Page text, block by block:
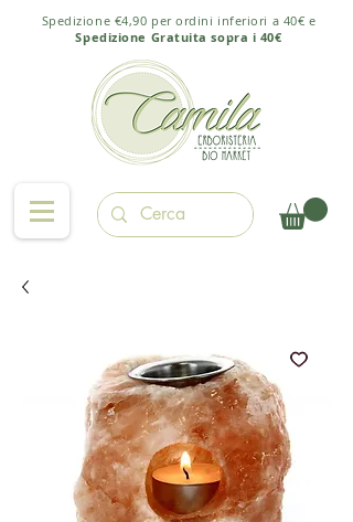
Spedizione €4,90 per ordini inferiori a 40€ e
Spedizione Gratuita sopra i 40€